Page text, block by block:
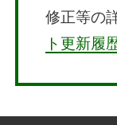
修正等の
ト更新履